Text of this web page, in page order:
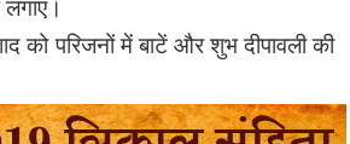
को परिजनों में बाटें और शुभ दीपावली की